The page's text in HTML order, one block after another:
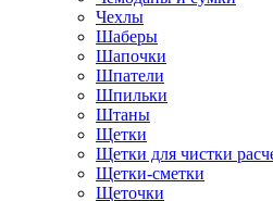
Чехлы
Шаберы
Шапочки
Шпатели
Шпильки
Штаны
Щетки
Щетки для чистки
Щетки-сметки
Щеточки